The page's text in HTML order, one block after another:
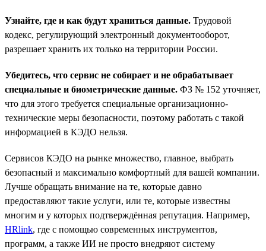
Узнайте, где и как будут храниться данные. Трудовой
кодекс, регулирующий электронный документооборот,
разрешает хранить их только на территории России.
Убедитесь, что сервис не собирает и не обрабатывает
специальные и биометрические данные. ФЗ № 152 уточняет,
что для этого требуется специальные организационно-
технические меры безопасности, поэтому работать с такой
информацией в КЭДО нельзя.
Сервисов КЭДО на рынке множество, главное, выбрать
безопасный и максимально комфортный для вашей компании.
Лучше обращать внимание на те, которые давно
предоставляют такие услуги, или те, которые известны
многим и у которых подтверждённая репутация. Например,
HRlink, где с помощью современных инструментов,
программ, а также ИИ не просто внедряют систему